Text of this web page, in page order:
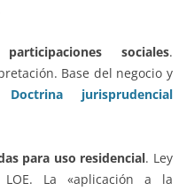
sociales.
Base del negocio y
Doctrina jurisprudencial
para uso residencial. Ley
La «aplicación a la